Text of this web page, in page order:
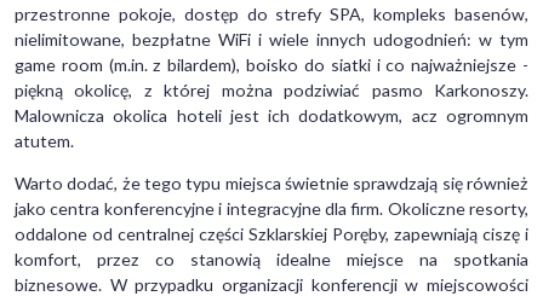
przestronne pokoje, dostęp do strefy SPA, kompleks basenów,
nielimitowane, bezpłatne WiFi i wiele innych udogodnień: w tym
game room (m.in. z bilardem), boisko do siatki i co najważniejsze -
piękną okolicę, z której można podziwiać pasmo Karkonoszy.
Malownicza okolica hoteli jest ich dodatkowym, acz ogromnym
atutem.
Warto dodać, że tego typu miejsca świetnie sprawdzają się również
jako centra konferencyjne i integracyjne dla firm. Okoliczne resorty,
oddalone od centralnej części Szklarskiej Poręby, zapewniają ciszę i
komfort, przez co stanowią idealne miejsce na spotkania
biznesowe. W przypadku organizacji konferencji w miejscowości